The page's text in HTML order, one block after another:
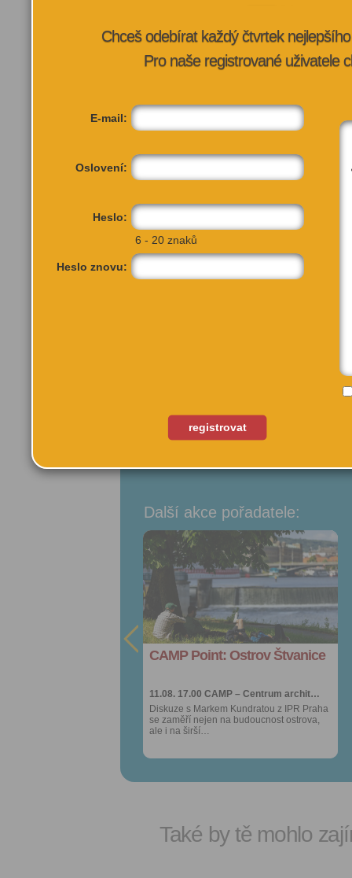
Vyšehradská 51
Další akce pořadatele:
CAMP Point: Ostrov Štvanice
11.08. 17.00 CAMP – Centrum archit…
Diskuze s Markem Kundratou z IPR Praha
se zaměří nejen na budoucnost ostrova,
ale i na širší…
Přidat do
oblíbených
Sdílet:
Facebook
export do
kalendáře
Více výhod pro
CAMP Point: Ostrov Štvanice
11.08. 17.00 CAMP – Centrum archit…
Diskuze s Markem Kundratou z IPR Praha
se zaměří nejen na budoucnost ostrova,
ale i na širší…
Přidat do
oblíbených
Sdílet:
Facebook
export do
kalendáře
Více výhod pro
Také by tě mohlo
Chceš odebírat každý čtvrtek
Pro naše registrované uživatele
E-mail:
Oslovení:
Heslo:
6 - 20 znaků
Heslo znovu:
registrovat